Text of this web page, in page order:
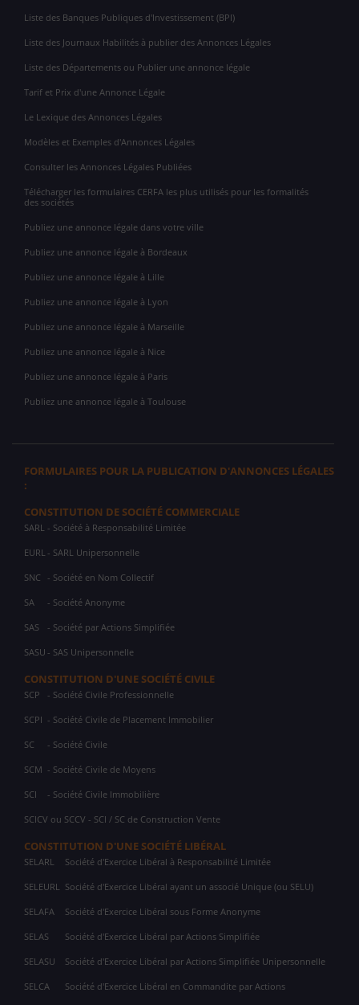
Liste des Banques Publiques d'Investissement (BPI)
Liste des Journaux Habilités à publier des Annonces Légales
Liste des Départements ou Publier une annonce légale
Tarif et Prix d'une Annonce Légale
Le Lexique des Annonces Légales
Modèles et Exemples d'Annonces Légales
Consulter les Annonces Légales Publiées
Télécharger les formulaires CERFA les plus utilisés pour les formalités
des sociétés
Publiez une annonce légale dans votre ville
Publiez une annonce légale à Bordeaux
Publiez une annonce légale à Lille
Publiez une annonce légale à Lyon
Publiez une annonce légale à Marseille
Publiez une annonce légale à Nice
Publiez une annonce légale à Paris
Publiez une annonce légale à Toulouse
FORMULAIRES POUR LA PUBLICATION D'ANNONCES LÉGALES
:
CONSTITUTION DE SOCIÉTÉ COMMERCIALE
SARL - Société à Responsabilité Limitée
EURL - SARL Unipersonnelle
SNC - Société en Nom Collectif
SA - Société Anonyme
SAS - Société par Actions Simplifiée
SASU - SAS Unipersonnelle
CONSTITUTION D'UNE SOCIÉTÉ CIVILE
SCP - Société Civile Professionnelle
SCPI - Société Civile de Placement Immobilier
SC - Société Civile
SCM - Société Civile de Moyens
SCI - Société Civile Immobilière
SCICV ou SCCV - SCI / SC de Construction Vente
CONSTITUTION D'UNE SOCIÉTÉ LIBÉRAL
SELARL Société d'Exercice Libéral à Responsabilité Limitée
SELEURL Société d'Exercice Libéral ayant un associé Unique (ou SELU)
SELAFA Société d'Exercice Libéral sous Forme Anonyme
SELAS Société d'Exercice Libéral par Actions Simplifiée
SELASU Société d'Exercice Libéral par Actions Simplifiée Unipersonnelle
SELCA Société d'Exercice Libéral en Commandite par Actions